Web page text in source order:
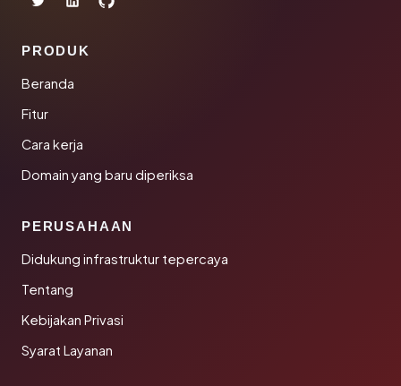
PRODUK
Beranda
Fitur
Cara kerja
Domain yang baru diperiksa
PERUSAHAAN
Didukung infrastruktur tepercaya
Tentang
Kebijakan Privasi
Syarat Layanan